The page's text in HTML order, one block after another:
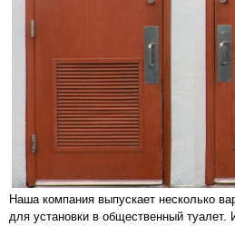
Наша компания выпускает несколько
для установки в общественный туалет.